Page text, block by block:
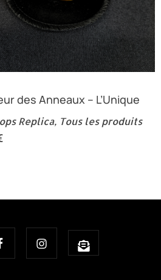
des Anneaux – L’Unique
Replica, Tous les produits